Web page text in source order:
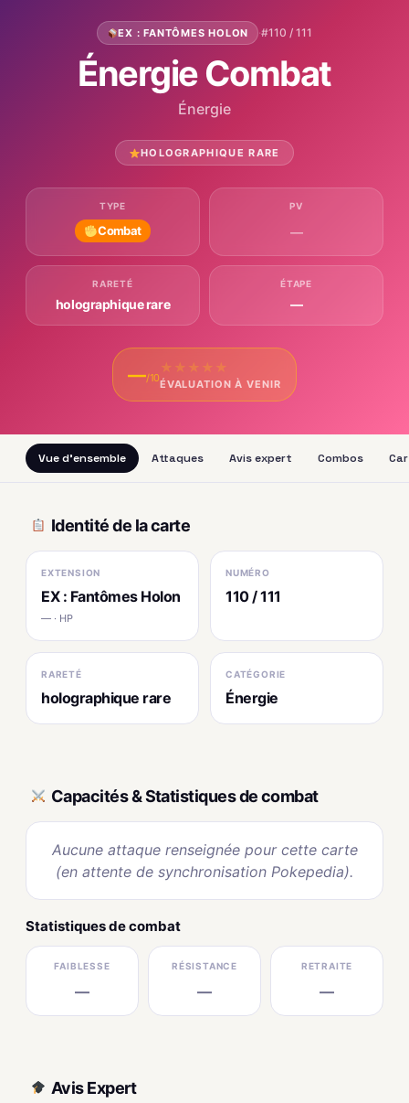
EX : FANTÔMES HOLON ·#110 / 111
Énergie Combat
Énergie
HOLOGRAPHIQUE RARE
TYPE
Combat
PV
—
RARETÉ
holographique rare
ÉTAPE
—
—/10
★ ★ ★ ★ ★
ÉVALUATION À VENIR
Vue d'ensemble Attaques Avis expert Combos
Identité de la carte
EXTENSION
EX : Fantômes Holon
— · HP
NUMÉRO
110 / 111
RARETÉ
holographique rare
CATÉGORIE
Énergie
Capacités & Statistiques de combat
Aucune attaque renseignée pour cette carte
(en attente de synchronisation Pokepedia).
Statistiques de combat
FAIBLESSE
—
RÉSISTANCE
—
RETRAITE
—
Avis Expert